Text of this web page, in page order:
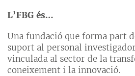
L’FBG és…
Una fundació que forma part
suport al personal
vinculada al sector de la
coneixement i la innovació.